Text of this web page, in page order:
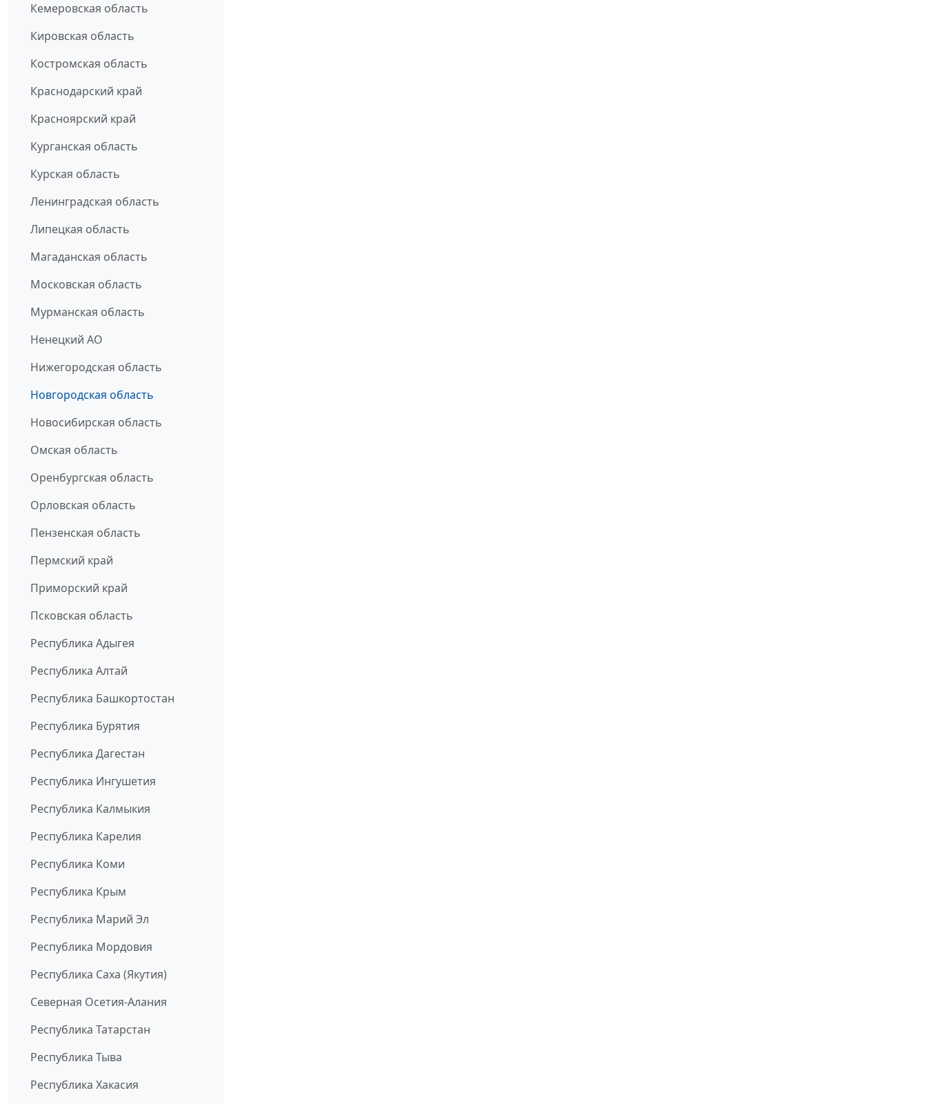
Кемеровская область
Кировская область
Костромская область
Краснодарский край
Красноярский край
Курганская область
Курская область
Ленинградская область
Липецкая область
Магаданская область
Московская область
Мурманская область
Ненецкий АО
Нижегородская область
Новгородская область
Новосибирская область
Омская область
Оренбургская область
Орловская область
Пензенская область
Пермский край
Приморский край
Псковская область
Республика Адыгея
Республика Алтай
Республика Башкортостан
Республика Бурятия
Республика Дагестан
Республика Ингушетия
Республика Калмыкия
Республика Карелия
Республика Коми
Республика Крым
Республика Марий Эл
Республика Мордовия
Республика Саха (Якутия)
Северная Осетия-Алания
Республика Татарстан
Республика Тыва
Республика Хакасия